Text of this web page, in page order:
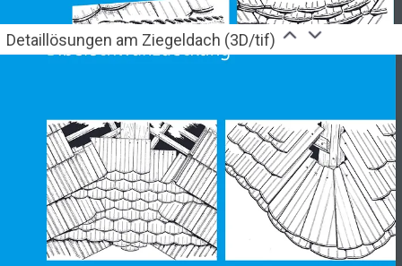
Detaillösungen am Ziegeldach (3D/tif)